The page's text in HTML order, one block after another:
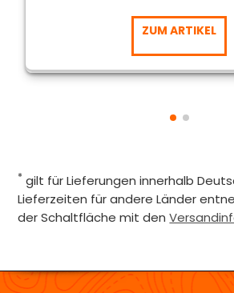
ZUM ARTIKEL
* gilt für Lieferungen innerhalb
Lieferzeiten für andere Länder
der Schaltfläche mit den